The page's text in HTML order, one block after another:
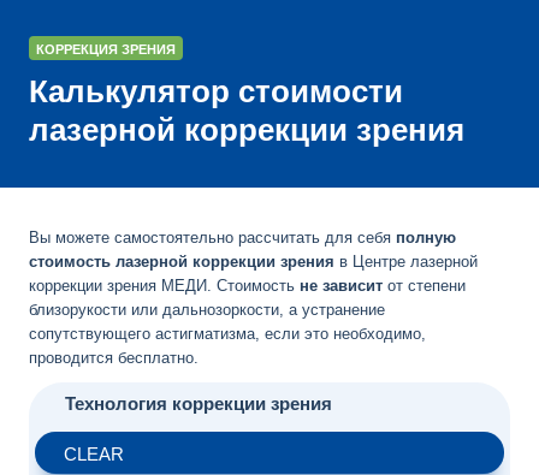
КОРРЕКЦИЯ ЗРЕНИЯ
Калькулятор стоимости
лазерной коррекции зрения
Вы можете самостоятельно рассчитать для себя полную
стоимость лазерной коррекции зрения в Центре лазерной
коррекции зрения МЕДИ. Cтоимость не зависит от степени
близорукости или дальнозоркости, а устранение
сопутствующего астигматизма, если это необходимо,
проводится бесплатно.
CLEAR